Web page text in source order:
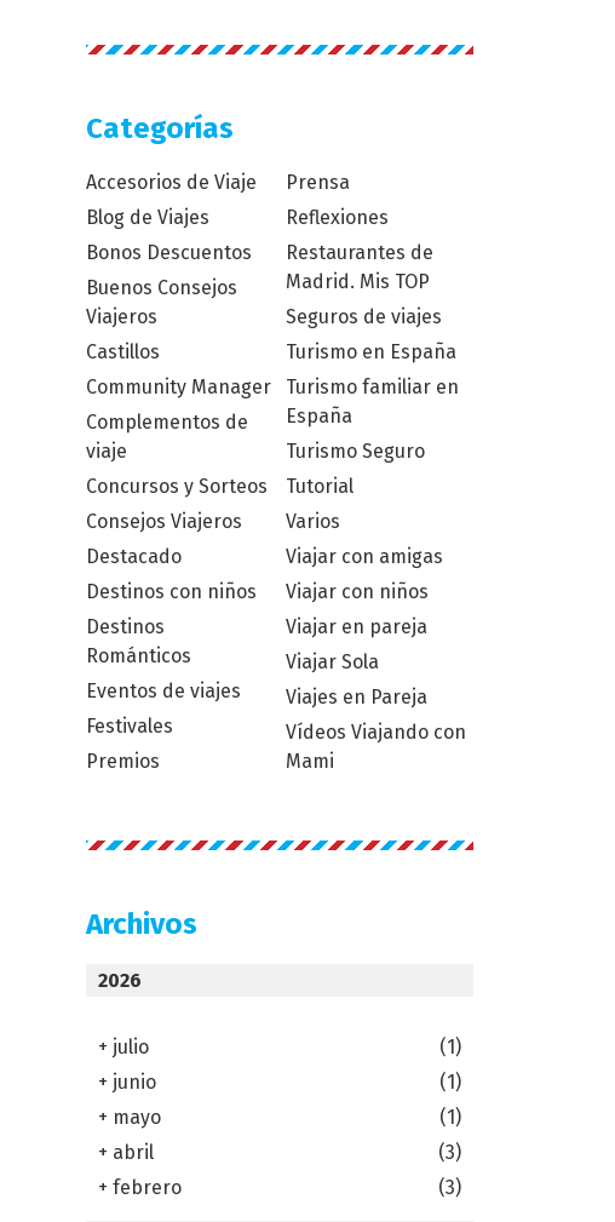
Categorías
Accesorios de Viaje
Blog de Viajes
Bonos Descuentos
Buenos Consejos
Viajeros
Castillos
Community Manager
Complementos de
viaje
Concursos y Sorteos
Consejos Viajeros
Destacado
Destinos con niños
Destinos
Románticos
Eventos de viajes
Festivales
Premios
Prensa
Reflexiones
Restaurantes de
Madrid. Mis TOP
Seguros de viajes
Turismo en España
Turismo familiar en
España
Turismo Seguro
Tutorial
Varios
Viajar con amigas
Viajar con niños
Viajar en pareja
Viajar Sola
Viajes en Pareja
Vídeos Viajando con
Mami
Archivos
2026
+ julio
(1)
+ junio
(1)
+ mayo
(1)
+ abril
(3)
+ febrero (3)